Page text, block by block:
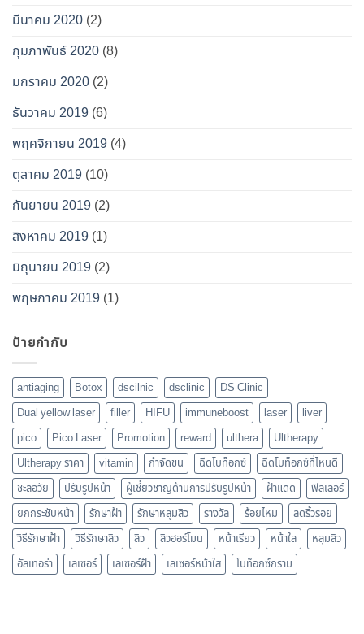
มีนาคม 2020 (2)
กุมภาพันธ์ 2020 (8)
มกราคม 2020 (2)
ธันวาคม 2019 (6)
พฤศจิกายน 2019 (4)
ตุลาคม 2019 (10)
กันยายน 2019 (2)
สิงหาคม 2019 (1)
มิถุนายน 2019 (2)
พฤษภาคม 2019 (1)
ป้ายกำกับ
antiaging Botox dscilnic dsclinic
DS Clinic
Dual yellow laser
filler HIFU immuneboost laser
liver
pico
Pico Laser Promotion reward ulthera
Ultherapy
Ultherapy ราคา
vitamin กำจัดขน ฉีดโบท็อกซ์
ฉีดโบท็อกซ์ที่ไหนดี
ชะลอวัย
ปรับรูปหน้า ผู้เชี่ยวชาญด้านการปรับรูปหน้า ฝ้าแดด
ฟิลเลอร์
ยกกระชับหน้า
รักษาฝ้า รักษาหลุมสิว รางวัล ร้อยไหม
ลดริ้วรอย
วิธีรักษาฝ้า
วิธีรักษาสิว สิว สิวฮอร์โมน หน้าเรียว หน้าใส
หลุมสิว
อัลเทอร่า
เลเซอร์ เลเซอร์ฝ้า เลเซอร์หน้าใส โบท็อกซ์กราม